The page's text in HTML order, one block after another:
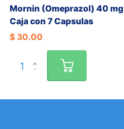
Mornin (Omeprazol) 40 mg
Caja con 7 Capsulas
$ 30.00